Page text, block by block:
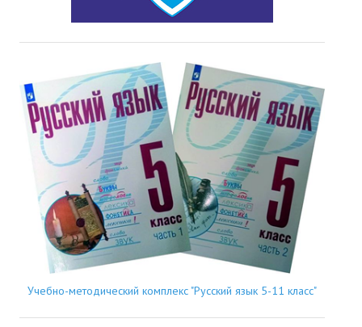
Учебно-методический комплекс "Русский язык 5-11 класс"